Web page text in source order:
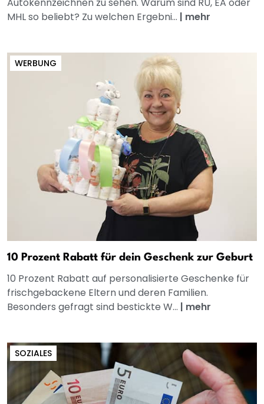
Autokennzeichnen zu sehen. Warum sind RU, EA oder
MHL so beliebt? Zu welchen Ergebni... | mehr
WERBUNG
10 Prozent Rabatt für dein Geschenk zur Geburt
10 Prozent Rabatt auf personalisierte Geschenke für
frischgebackene Eltern und deren Familien.
Besonders gefragt sind bestickte W... | mehr
SOZIALES